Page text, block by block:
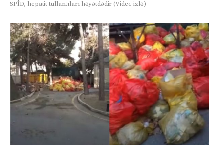
SPİD, hepatit tullantıları həyətdədir (Video izlə)